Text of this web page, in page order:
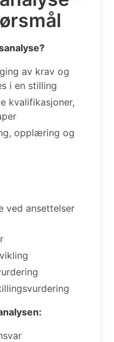
av krav og
i en stilling
kvalifikasjoner,
opplæring og
ved ansettelser